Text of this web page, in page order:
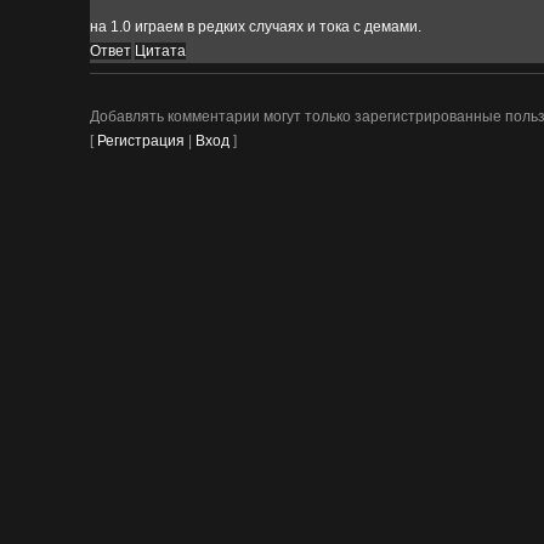
на 1.0 играем в редких случаях и тока с демами.
Ответ Цитата
Добавлять комментарии могут только зарегистрированные
[ Регистрация Вход ]